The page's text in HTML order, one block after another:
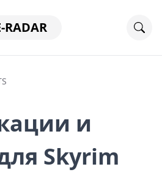
RADAR
и
Skyrim